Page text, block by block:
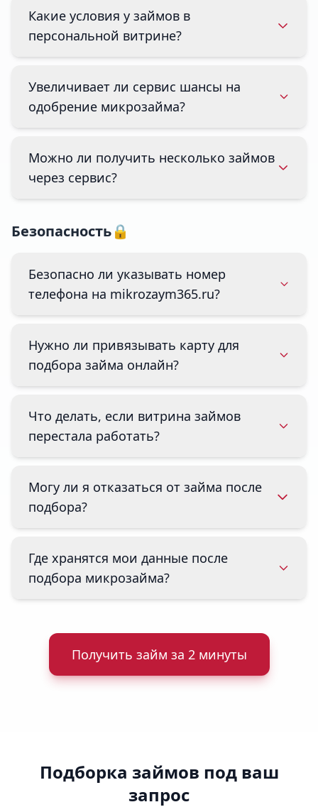
Какие условия у займов в
персональной витрине?
Увеличивает ли сервис шансы на
одобрение микрозайма?
Можно ли получить несколько займов
через сервис?
Безопасность🔒
Безопасно ли указывать номер
телефона на mikrozaym365.ru?
Нужно ли привязывать карту для
подбора займа онлайн?
Что делать, если витрина займов
перестала работать?
Могу ли я отказаться от займа после
подбора?
Где хранятся мои данные после
подбора микрозайма?
Получить займ за 2 минуты
Подборка займов под ваш
запрос